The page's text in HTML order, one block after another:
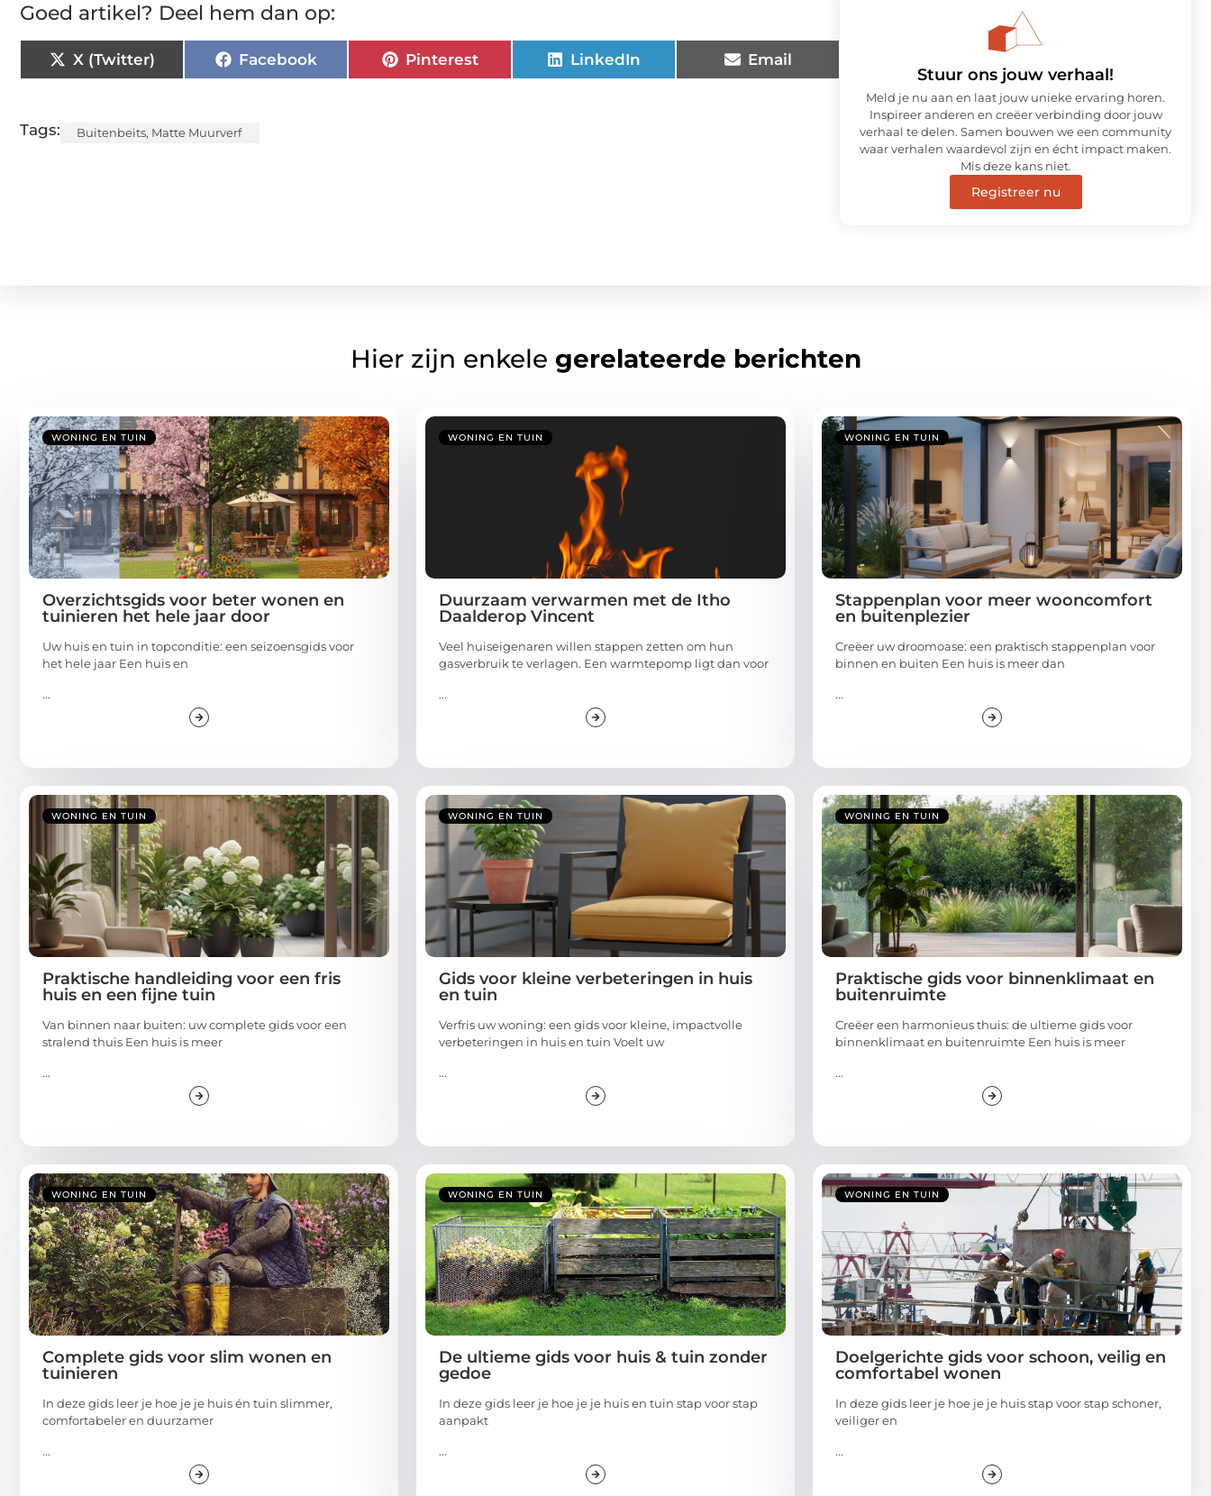
Goed artikel? Deel hem dan op:
X (Twitter) Facebook Pinterest LinkedIn Email
Tags: Buitenbeits, Matte Muurverf
Stuur ons jouw verhaal!
Meld je nu aan en laat jouw unieke ervaring horen.
Inspireer anderen en creëer verbinding door jouw
verhaal te delen. Samen bouwen we een community
waar verhalen waardevol zijn en écht impact maken.
Mis deze kans niet.
Registreer nu
Hier zijn enkele gerelateerde berichten
WONING EN TUIN
Overzichtsgids voor beter wonen en
tuinieren het hele jaar door
Uw huis en tuin in topconditie: een seizoensgids voor
het hele jaar Een huis en
...
WONING EN TUIN
Duurzaam verwarmen met de Itho
Daalderop Vincent
Veel huiseigenaren willen stappen zetten om hun
gasverbruik te verlagen. Een warmtepomp ligt dan voor
...
WONING EN TUIN
Stappenplan voor meer wooncomfort
en buitenplezier
Creëer uw droomoase: een praktisch stappenplan voor
binnen en buiten Een huis is meer dan
...
WONING EN TUIN
Praktische handleiding voor een fris
huis en een fijne tuin
Van binnen naar buiten: uw complete gids voor een
stralend thuis Een huis is meer
...
WONING EN TUIN
Gids voor kleine verbeteringen in huis
en tuin
Verfris uw woning: een gids voor kleine, impactvolle
verbeteringen in huis en tuin Voelt uw
...
WONING EN TUIN
Praktische gids voor binnenklimaat en
buitenruimte
Creëer een harmonieus thuis: de ultieme gids voor
binnenklimaat en buitenruimte Een huis is meer
...
WONING EN TUIN
Complete gids voor slim wonen en
tuinieren
In deze gids leer je hoe je je huis én tuin slimmer,
comfortabeler en duurzamer
...
WONING EN TUIN
De ultieme gids voor huis & tuin zonder
gedoe
In deze gids leer je hoe je je huis en tuin stap voor stap
aanpakt
...
WONING EN TUIN
Doelgerichte gids voor schoon, veilig en
comfortabel wonen
In deze gids leer je hoe je je huis stap voor stap schoner,
veiliger en
...